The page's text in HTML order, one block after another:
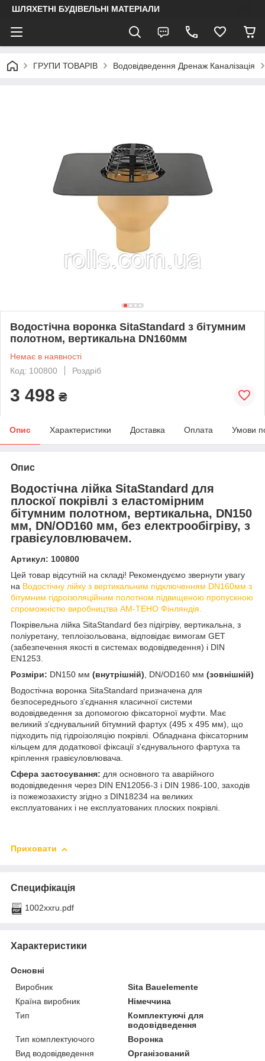
ШЛЯХЕТНІ БУДІВЕЛЬНІ МАТЕРІАЛИ
ГРУПИ ТОВАРІВ Водовідведення Дренаж Каналізація
Водостічна воронка SitaStandard з бітумним
полотном, вертикальна DN160мм
Немає в наявності
Код: 100800
Роздріб
3 498 ₴
Опис Характеристики Доставка Оплата Умови
Опис
Водостічна лійка SitaStandard для
плоскої покрівлі з еластомірним
бітумним полотном, вертикальна, DN150
мм, DN/OD160 мм, без електрообігріву, з
гравієуловлювачем.
Артикул: 100800
Цей товар відсутній на складі! Рекомендуємо звернути увагу
на Водостічну лійку з вертикальним підключенням DN160мм з
бітумним гідроізоляційним полотном підвищеною пропускною
спроможністю виробництва AM-TEHO Фінляндія.
Покрівельна лійка SitaStandard без підігріву, вертикальна, з
поліуретану, теплоізольована, відповідає вимогам GET
(забезпечення якості в системах водовідведення) і DIN
EN1253.
Розміри: DN150 мм (внутрішній), DN/OD160 мм (зовнішній)
Водостічна воронка SitaStandard призначена для
безпосереднього з'єднання класичної системи
водовідведення за допомогою фіксаторної муфти. Має
великий з'єднувальний бітумний фартух (495 х 495 мм), що
підходить під гідроізоляцію покрівлі. Обладнана фіксаторним
кільцем для додаткової фіксації з'єднувального фартуха та
кріплення гравієуловлювача.
Сфера застосування: для основного та аварійного
водовідведення через DIN EN12056-3 і DIN 1986-100, заходів
із пожежозахисту згідно з DIN18234 на великих
експлуатованих і не експлуатованих плоских покрівлі.
Приховати
Специфікація
1002xxru.pdf
Характеристики
Основні
Виробник
Sita Bauelemente
Країна виробник
Німеччина
Тип
Комплектуючі для
водовідведення
Тип комплектуючого
Воронка
Вид водовідведення
Організований